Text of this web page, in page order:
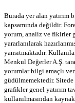
Burada yer alan yatırım
kapsamında değildir.
yorum, analiz ve fikirler
yararlanılarak
yansıtmaktadır.
Menkul Değerler A.Ş.
yorumlar bilgi amaçlı
güdülmemektedir.
grafikler genel yatırım
kullanılmasından